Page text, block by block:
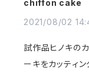
chiffon cake
2021/08/02
試作品ヒノキの
ーキをカッティ